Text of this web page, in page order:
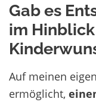
Gab es
im
Auf meinen
ermöglicht,